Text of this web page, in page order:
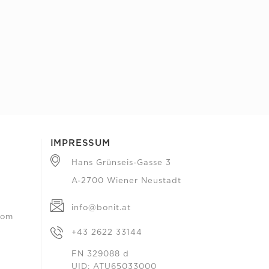
IMPRESSUM
Hans Grünseis-Gasse 3
A-2700 Wiener Neustadt
info@bonit.at
+43 2622 33144
FN 329088 d
UID: ATU65033000